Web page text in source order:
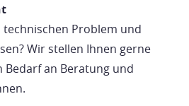
Problem und
Wir stellen Ihnen gerne
Bedarf an Beratung und